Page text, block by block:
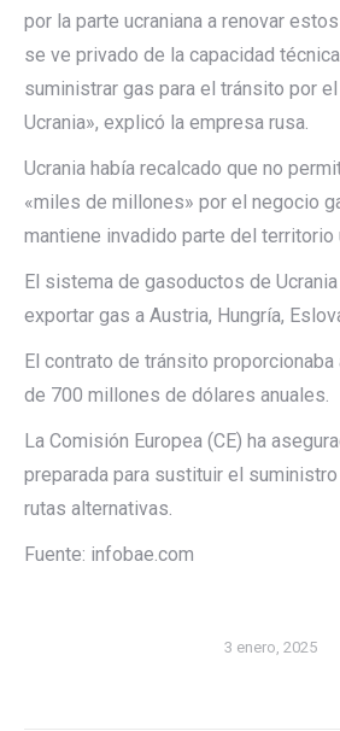
por la parte ucraniana a renovar
se ve privado de la capacidad
suministrar gas para el tránsito por
Ucrania», explicó la empresa rusa.
Ucrania había recalcado que no
«miles de millones» por el negocio
mantiene invadido parte del territorio
El sistema de gasoductos de
exportar gas a Austria, Hungría,
El contrato de tránsito
de 700 millones de dólares anuales.
La Comisión Europea (CE) ha
preparada para sustituir el
rutas alternativas.
Fuente: infobae.com
3 enero, 2025